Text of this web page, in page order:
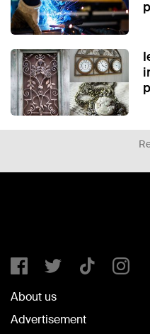
About us
Advertisement